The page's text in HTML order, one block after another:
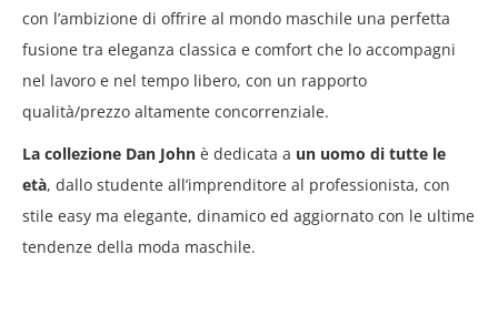
con l’ambizione di offrire al mondo maschile una perfetta
fusione tra eleganza classica e comfort che lo accompagni
nel lavoro e nel tempo libero, con un rapporto
qualità/prezzo altamente concorrenziale.
La collezione Dan John è dedicata a un uomo di tutte le
età, dallo studente all’imprenditore al professionista, con
stile easy ma elegante, dinamico ed aggiornato con le ultime
tendenze della moda maschile.